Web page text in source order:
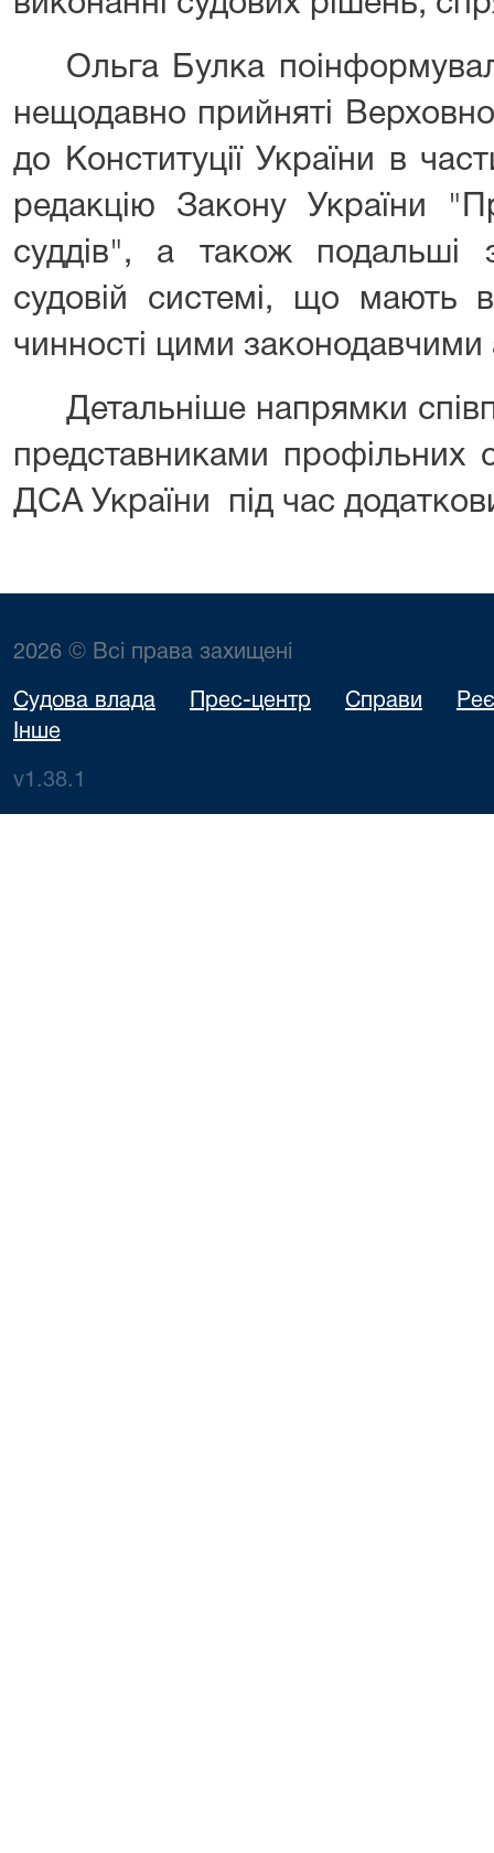
Ольга Булка
нещодавно прийняті
до Конституції України в
редакцію Закону України
суддів", а також подальші
судовій системі, що мають
чинності цими законодавчими
Детальніше напрямки
представниками профільних
ДСА України під час
2026 © Всі права захищені
Судова влада Прес-центр Справи
Інше
v1.38.1